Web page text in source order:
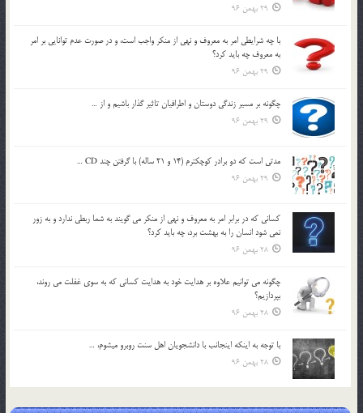
29 بهمن 96
با چه شرايطي امر به معروف و نهي از منکر واجب است، و در صورت عدم توانايي بر امر
به معروف چه بايد کرد؟
29 بهمن 96
چگونه بر مسير زندگي دوستان و اطرافيان تاثير گذار باشيم و از …
29 بهمن 96
مدتي است كه دو برادر كوچكترم (14 و 21 ساله) با گرفتن چند CD …
29 بهمن 96
كساني كه در برابر امر به معروف و نهي از منكر مي گويند به شما ربطي ندارد و به زور
نمي شود انسان را به بهشت برد، چه بايد كرد؟
28 بهمن 96
چگونه مي توانيم علاوه بر هدايت خود به هدايت كساني كه به سوي غفلت مي روند،
بپردازيم؟
28 بهمن 96
با توجه به اينكه اينجانب با دانشجويان اهل سنت روبرو مي‎شوم، …
28 بهمن 96